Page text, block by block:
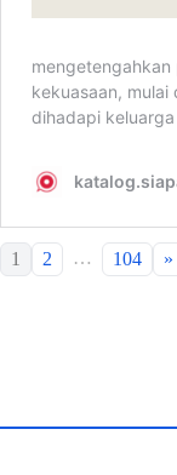
1 2 … 104 »